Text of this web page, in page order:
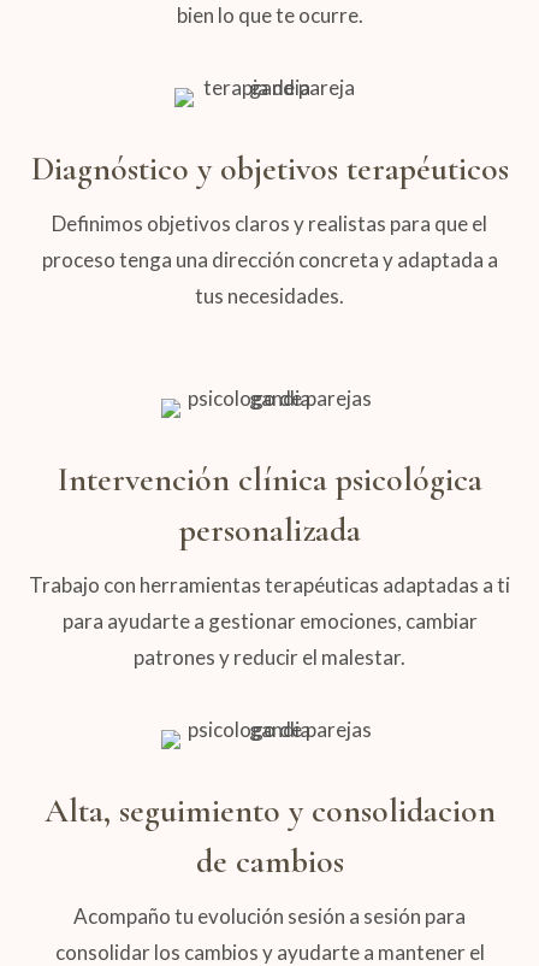
bien lo que te ocurre.
Diagnóstico y objetivos terapéuticos
Definimos objetivos claros y realistas para que el
proceso tenga una dirección concreta y adaptada a
tus necesidades.
Intervención clínica psicológica
personalizada
Trabajo con herramientas terapéuticas adaptadas a ti
para ayudarte a gestionar emociones, cambiar
patrones y reducir el malestar.
Alta, seguimiento y consolidacion
de cambios
Acompaño tu evolución sesión a sesión para
consolidar los cambios y ayudarte a mantener el